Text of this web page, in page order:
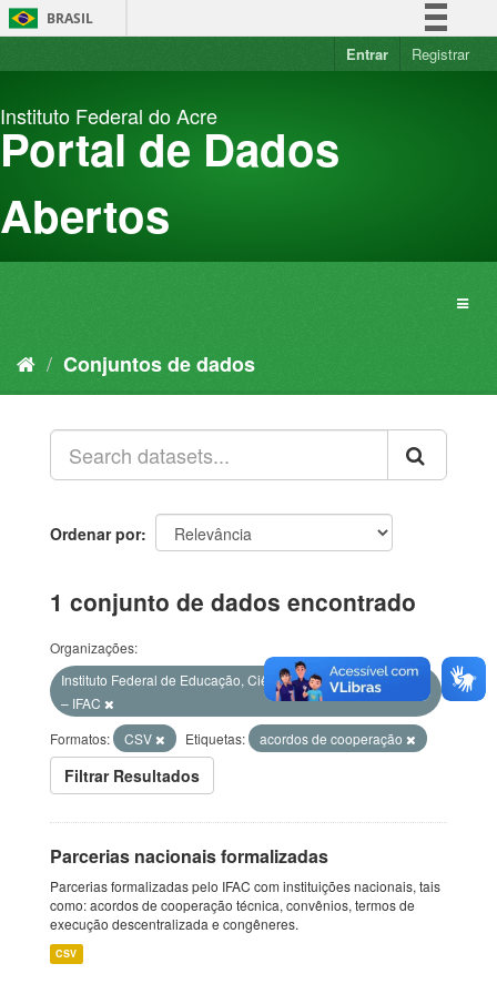
Pular
para
BRASIL
Simplifique!
Acesso à informação
Entrar Registrar
Instituto Federal do Acre
Portal de Dados
Abertos
Conjuntos de dados
Ordenar por
1 conjunto de dados encontrado
Organizações:
Instituto Federal de Educação, Ciência e Tecnologia do Acre
– IFAC
Formatos:
CSV Etiquetas: acordos de cooperação
Filtrar Resultados
Parcerias nacionais formalizadas
Parcerias formalizadas pelo IFAC com instituições nacionais, tais
como: acordos de cooperação técnica, convênios, termos de
execução descentralizada e congêneres.
CSV